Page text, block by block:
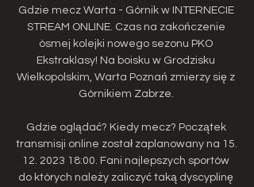
Gdzie mecz Warta - Górnik w INTERNECIE
STREAM ONLINE. Czas na zakończenie
ósmej kolejki nowego sezonu PKO
Ekstraklasy! Na boisku w Grodzisku
Wielkopolskim, Warta Poznań zmierzy się z
Górnikiem Zabrze.
Gdzie oglądać? Kiedy mecz? Początek
transmisji online został zaplanowany na 15.
12. 2023 18:00. Fani najlepszych sportów
do których należy zaliczyć taką dyscyplinę